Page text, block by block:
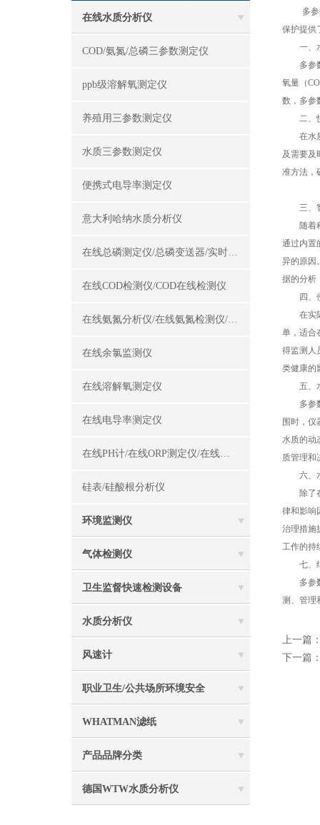
在线水质分析仪
COD/氨氮/总磷三参数测定仪
ppb级溶解氧测定仪
养殖用三参数测定仪
水质三参数测定仪
便携式电导率测定仪
意大利哈纳水质分析仪
在线总磷测定仪/总磷变送器/实时总磷监测仪
在线COD检测仪/COD在线检测仪
在线氨氮分析仪/在线氨氮检测仪/氨氮变送器
在线余氯监测仪
在线溶解氧测定仪
在线电导率测定仪
在线PH计/在线ORP测定仪/在线酸碱度计
硅表/硅酸根分析仪
环境监测仪
气体检测仪
卫生监督快速检测设备
水质分析仪
风速计
职业卫生/公共场所环境安全
WHATMAN滤纸
产品品牌分类
德国WTW水质分析仪
多参数
保护提供
一、水
多参数
氧量（
数，多参
二、快
在水质
及需要及
准方法，
三、智
随着科
通过内置
异的原因
据的分析
四、便
在实际
单，适合
得监测人
类健康的
五、水
多参数
围时，仪
水质的动
质管理和
六、水
除了在
律和影响
治理措施
工作的持
七、
多参数
测、管理
上一篇
下一篇